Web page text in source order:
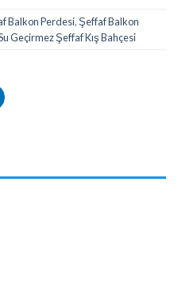
Balkon Perdesi,Şeffaf Balkon
Geçirmez Şeffaf Kış Bahçesi